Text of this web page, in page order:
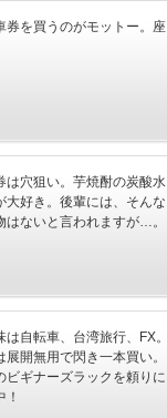
を買うのがモットー。座
穴狙い。芋焼酎の炭酸水
大好き。後輩には、そんな
はないと言われますが…。
自転車、台湾旅行、FX。
展開無用で閃き一本買い。
ビギナーズラックを頼りに
！